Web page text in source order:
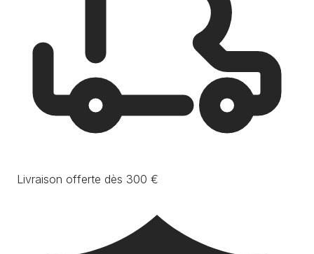
Livraison offerte dès 300 €